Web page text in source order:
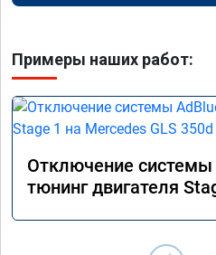
Примеры наших работ:
Отключение системы
тюнинг двигателя